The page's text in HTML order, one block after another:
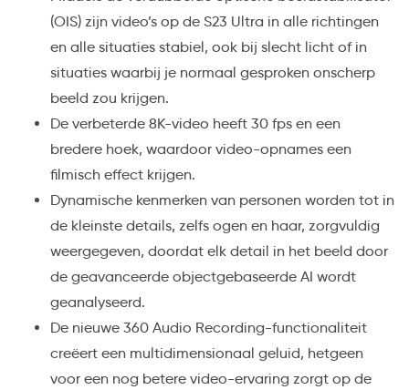
(OIS) zijn video’s op de S23 Ultra in alle richtingen
en alle situaties stabiel, ook bij slecht licht of in
situaties waarbij je normaal gesproken onscherp
beeld zou krijgen.
De verbeterde 8K-video heeft 30 fps en een
bredere hoek, waardoor video-opnames een
filmisch effect krijgen.
Dynamische kenmerken van personen worden tot in
de kleinste details, zelfs ogen en haar, zorgvuldig
weergegeven, doordat elk detail in het beeld door
de geavanceerde objectgebaseerde AI wordt
geanalyseerd.
De nieuwe 360 Audio Recording-functionaliteit
creëert een multidimensionaal geluid, hetgeen
voor een nog betere video-ervaring zorgt op de